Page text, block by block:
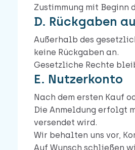
Zustimmung mit
D. Rückgaben
Außerhalb des
keine Rückgaben an.
Gesetzliche Rechte
E. Nutzerkonto
Nach dem ersten Kauf
Die Anmeldung erfolgt
versendet wird.
Wir behalten uns vor,
Auf Wunsch schließen